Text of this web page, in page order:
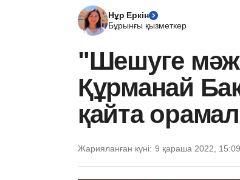
Нұр Еркін
Бұрынғы қызметкер
"Шешуге
Құрманай
қайта
Жарияланған күні: 9 қараша 2022, 15:09